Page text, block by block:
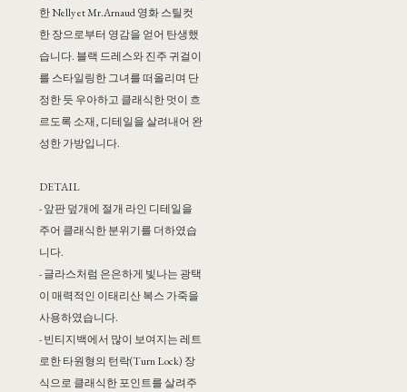
한 Nelly et Mr.Arnaud 영화 스틸컷
한 장으로부터 영감을 얻어 탄생했
습니다. 블랙 드레스와 진주 귀걸이
를 스타일링한 그녀를 떠올리며 단
정한 듯 우아하고 클래식한 멋이 흐
르도록 소재, 디테일을 살려내어 완
성한 가방입니다.
DETAIL
- 앞판 덮개에 절개 라인 디테일을
주어 클래식한 분위기를 더하였습
니다.
- 글라스처럼 은은하게 빛나는 광택
이 매력적인 이태리산 복스 가죽을
사용하였습니다.
- 빈티지백에서 많이 보여지는 레트
로한 타원형의 턴락(Turn Lock) 장
식으로 클래식한 포인트를 살려주